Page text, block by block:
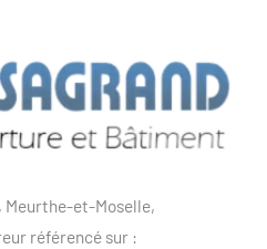
Meurthe-et-Moselle,
référencé sur :